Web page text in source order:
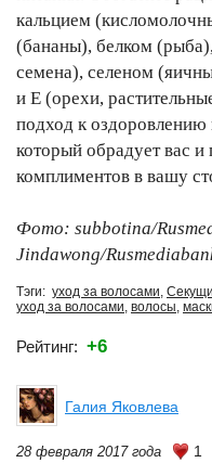
кальцием
(бананы), белком
семена), селеном
и Е (орехи,
подход к оздоровлению
который обрадует вас
комплиментов в вашу
Фото: subbotina/
Jindawong/
Тэги: уход за волосами,
уход за волосами, волосы,
Рейтинг: +6
Галия Яковлева
28 февраля 2017 года 1